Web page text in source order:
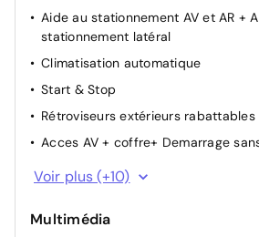
Aide au stationnement AV et AR +
stationnement latéral
Climatisation automatique
Start & Stop
Rétroviseurs extérieurs
Acces AV + coffre+ Demarrage
Accoudoir central AR
Siège passager réglable en hauteur
Voir plus (+10)
Multimédia